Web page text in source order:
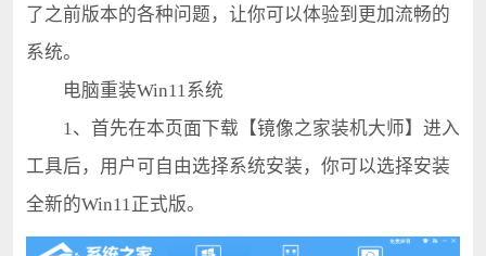
了之前版本的各种问题，让你可以体验到更加流畅的
系统。
电脑重装Win11系统
1、首先在本页面下载【镜像之家装机大师】进入
工具后，用户可自由选择系统安装，你可以选择安装
全新的Win11正式版。